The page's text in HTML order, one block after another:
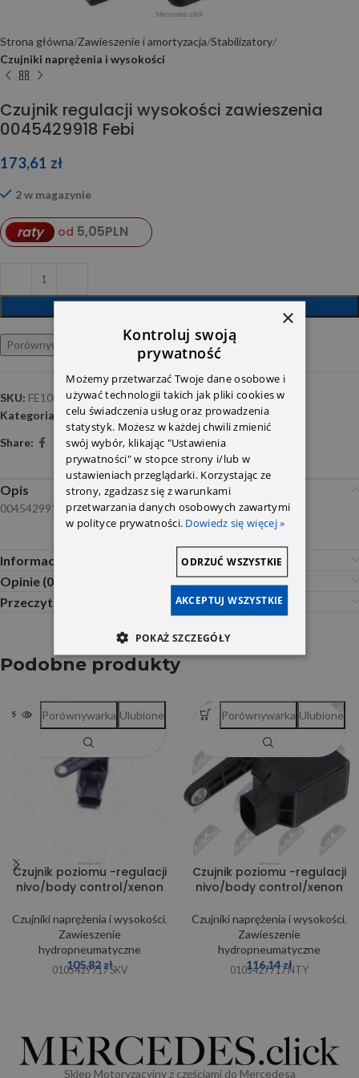
Strona główna Zawieszenie i amortyzacja Stabilizatory
Czujniki naprężenia i wysokości
Czujnik regulacji wysokości zawieszenia
0045429918 Febi
173,61 zł
2 w magazynie
raty od 5,05PLN
DODAJ DO KOSZYKA
Porównywarka Ulubione
SKU: FE100090
Kategoria:
Czujniki naprężenia i wysokości
Share:
Opis
0045429918
Informacje dodatkowe
Opinie (0)
Przeczytaj Przed Zakupem
Podobne produkty
SOLD OUT
Czujnik poziomu -regulacji
nivo/body control/xenon
Czujniki naprężenia i wysokości,
Zawieszenie
hydropneumatyczne
105,82zł
0105427717 SKV
Porównywarka Ulubione
Czujnik poziomu -regulacji
nivo/body control/xenon
Czujniki naprężenia i wysokości,
Zawieszenie
hydropneumatyczne
116,14zł
0105427717 NTY
Porównywarka Ulubione
Sklep Motoryzacyjny z częściami do Mercedesa
×
Kontroluj swoją
prywatność
Możemy przetwarzać Twoje dane osobowe i
używać technologii takich jak pliki cookies w
celu świadczenia usług oraz prowadzenia
statystyk. Możesz w każdej chwili zmienić
swój wybór, klikając "Ustawienia
prywatności" w stopce strony i/lub w
ustawieniach przeglądarki. Korzystając ze
strony, zgadzasz się z warunkami
przetwarzania danych osobowych zawartymi
w polityce prywatności. Dowiedz się więcej »
AKCEPTUJ WSZYSTKIE
ODRZUĆ WSZYSTKIE
POKAŻ SZCZEGÓŁY